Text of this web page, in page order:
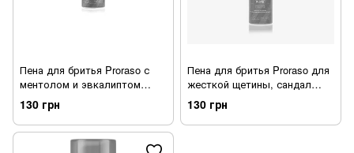
Пена для бритья Proraso с
ментолом и эвкалиптом
(зеленая серия), 50 мл
130 грн
Пена для бритья Proraso для
жесткой щетины, сандал
(красная линия), 50 мл
130 грн